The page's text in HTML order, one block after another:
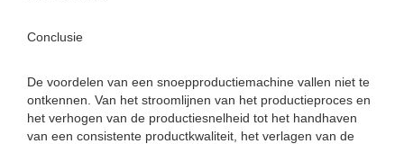
Conclusie
De voordelen van een snoepproductiemachine vallen niet te
ontkennen. Van het stroomlijnen van het productieproces en
het verhogen van de productiesnelheid tot het handhaven
van een consistente productkwaliteit, het verlagen van de